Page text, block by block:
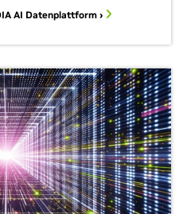
AI Datenplattform ›